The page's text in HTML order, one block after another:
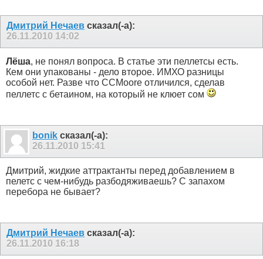
Дмитрий Нечаев сказал(-а):
26.11.2010 14:02
Лёша, не понял вопроса. В статье эти пеллетсы есть.
Кем они упакованы - дело второе. ИМХО разницы
особой нет. Разве что CCMoore отличился, сделав
пеллетс с бетаином, на который не клюет сом
bonik сказал(-а):
26.11.2010 15:41
Дмитрий, жидкие аттрактанты перед добавлением в
пелетс с чем-нибудь разбодяживаешь? С запахом
перебора не бывает?
Дмитрий Нечаев сказал(-а):
26.11.2010 16:18